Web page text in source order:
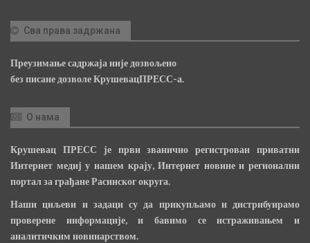
Сва права задржана
Преузимање садржаја није дозвољено
без писане дозволе КрушевацПРЕСС-а.
О нама
Крушевац ПРЕСС је први званично регистрован приватни
Интернет медиј у нашем крају, Интернет новине и регионални
портал за грађане Расинског округа.
Наши циљеви и задаци су да прикупљамо и дистрибуирамо
проверене информације, и бавимо се истраживањем и
аналитичким новинарством.